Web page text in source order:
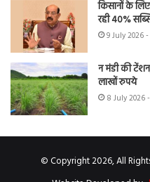
किसानों के
रही 40%
9 July 2026
न मंडी की
लाखों रुपये
8 July 2026
© Copyright 2026, All